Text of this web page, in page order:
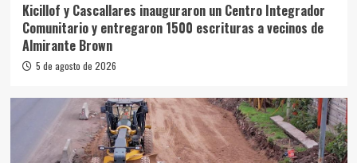
Kicillof y Cascallares inauguraron un Centro Integrador
Comunitario y entregaron 1500 escrituras a vecinos de
Almirante Brown
5 de agosto de 2026